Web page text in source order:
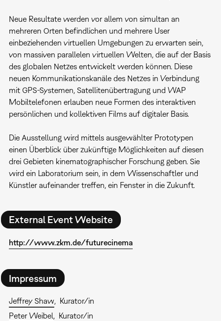
Neue Resultate werden vor allem von simultan an
mehreren Orten befindlichen und mehrere User
einbeziehenden virtuellen Umgebungen zu erwarten sein,
von massiven parallelen virtuellen Welten, die auf der Basis
des globalen Netzes entwickelt werden können. Diese
neuen Kommunikationskanäle des Netzes in Verbindung
mit GPS-Systemen, Satellitenübertragung und WAP
Mobiltelefonen erlauben neue Formen des interaktiven
persönlichen und kollektiven Films auf digitaler Basis.
Die Ausstellung wird mittels ausgewählter Prototypen
einen Überblick über zukünftige Möglichkeiten auf diesen
drei Gebieten kinematographischer Forschung geben. Sie
wird ein Laboratorium sein, in dem Wissenschaftler und
Künstler aufeinander treffen, ein Fenster in die Zukunft.
External Event Website
http://www.zkm.de/futurecinema
Impressum
Jeffrey Shaw
Kurator/in
Peter Weibel
Kurator/in